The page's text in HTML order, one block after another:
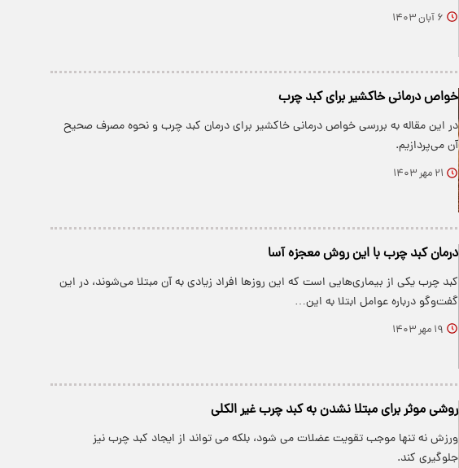
۶ آبان ۱۴۰۳
خواص درمانی خاکشیر برای کبد چرب
در این مقاله به بررسی خواص درمانی خاکشیر برای درمان کبد چرب و نحوه مصرف صحیح
آن می‌پردازیم.
۲۱ مهر ۱۴۰۳
درمان کبد چرب با این روش معجزه آسا
کبد چرب یکی از بیماری‌هایی است که این روزها افراد زیادی به آن مبتلا می‌شوند، در این
گفت‌وگو درباره عوامل ابتلا به این…
۱۹ مهر ۱۴۰۳
روشی موثر برای مبتلا نشدن به کبد چرب غیر الکلی
ورزش نه تنها موجب تقویت عضلات می شود، بلکه می تواند از ایجاد کبد چرب نیز
جلوگیری کند.